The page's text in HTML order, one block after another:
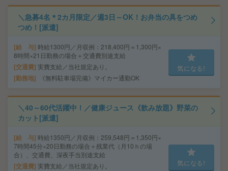
＼急募4名＊2カ月限定／週3日～OK！お弁当の具をつめ
つめ！[派遣]
給 与 時給1300円／月収例：218,400円＝1,300円×
8時間×21日勤務の場合＋交通費別途支給
交通費 実費支給／当社規定あり。
勤務地 《無料駐車場完備》マイカー通勤OK
気になる!
＼40～60代活躍中！／健康ジュース《飲み放題》野菜の
カット[派遣]
給 与 時給1350円／月収例：259,548円＝1,350円×
7時間45分×20日勤務の場合＋残業代（月10ｈの場
合）、交通費、深夜手当別途支給
交通費 実費支給／当社規定あり。 気になる!